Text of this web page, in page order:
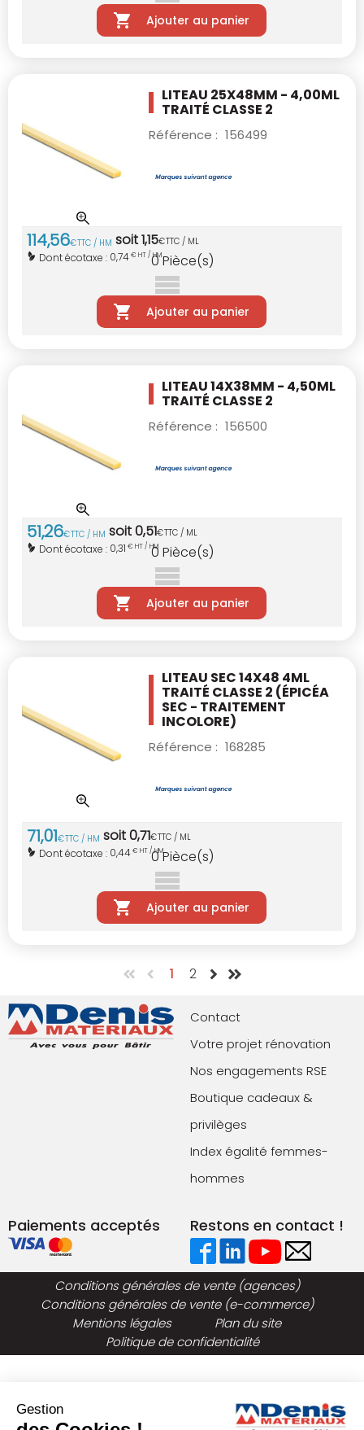
Ajouter au panier
LITEAU 25X48MM - 4,00ML
TRAITÉ CLASSE 2
Référence : 156499
114,56€TTC / HM soit1,15€TTC / ML
Dont écotaxe : 0,74€ HT / HM
0Pièce(s)
Ajouter au panier
LITEAU 14X38MM - 4,50ML
TRAITÉ CLASSE 2
Référence : 156500
51,26€TTC / HM soit0,51€TTC / ML
Dont écotaxe : 0,31 € HT / HM
0 Pièce(s)
Ajouter au panier
LITEAU SEC 14X48 4ML
TRAITÉ CLASSE 2 (ÉPICÉA
SEC - TRAITEMENT
INCOLORE)
Référence : 168285
71,01€TTC / HM soit0,71€TTC / ML
Dont écotaxe : 0,44€ HT / HM
0Pièce(s)
Ajouter au panier
1 2
Contact
Votre projet rénovation
Nos engagements RSE
Boutique cadeaux &
privilèges
Index égalité femmes-
hommes
Paiements acceptés Restons en contact !
Conditions générales de vente (agences)
Conditions générales de vente (e-commerce)
Mentions légales
Plan du site
Politique de confidentialité
Gestion